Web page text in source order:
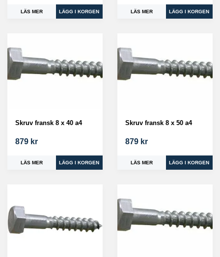
LÄS MER LÄS MER
Skruv fransk 8 x 40 a4
879 kr
LÄS MER
Skruv fransk 8 x 50 a4
879 kr
LÄS MER